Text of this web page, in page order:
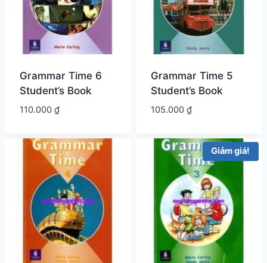
Grammar Time 6
Student’s Book
110.000 ₫
Grammar Time 5
Student’s Book
105.000 ₫
Giảm giá!